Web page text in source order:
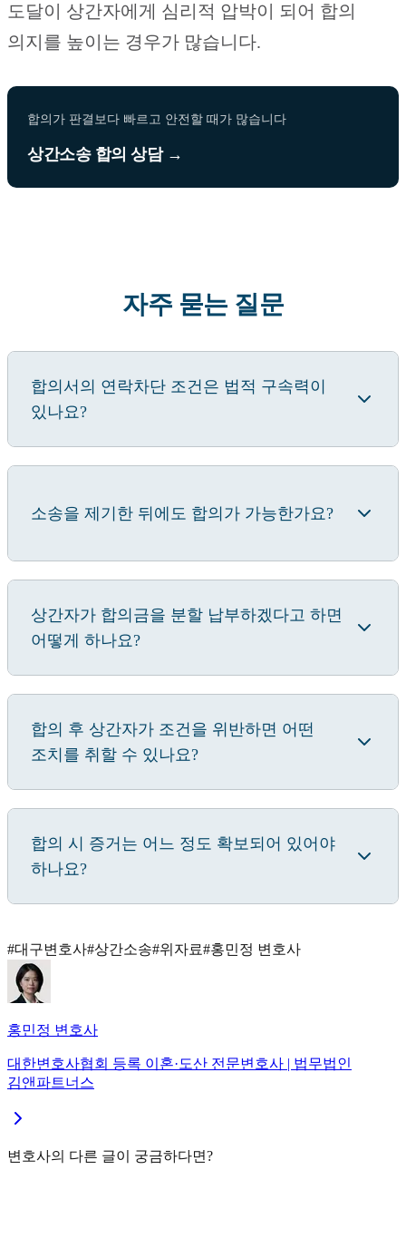
도달이 상간자에게 심리적 압박이 되어 합의
의지를 높이는 경우가 많습니다.
합의가 판결보다 빠르고 안전할 때가 많습니다
상간소송 합의 상담 →
자주 묻는 질문
합의서의 연락차단 조건은 법적 구속력이
있나요?
소송을 제기한 뒤에도 합의가 가능한가요?
상간자가 합의금을 분할 납부하겠다고 하면
어떻게 하나요?
합의 후 상간자가 조건을 위반하면 어떤
조치를 취할 수 있나요?
합의 시 증거는 어느 정도 확보되어 있어야
하나요?
#대구변호사#상간소송#위자료#홍민정 변호사
홍민정 변호사
대한변호사협회 등록 이혼·도산 전문변호사 | 법무법인
김앤파트너스
변호사의 다른 글이 궁금하다면?